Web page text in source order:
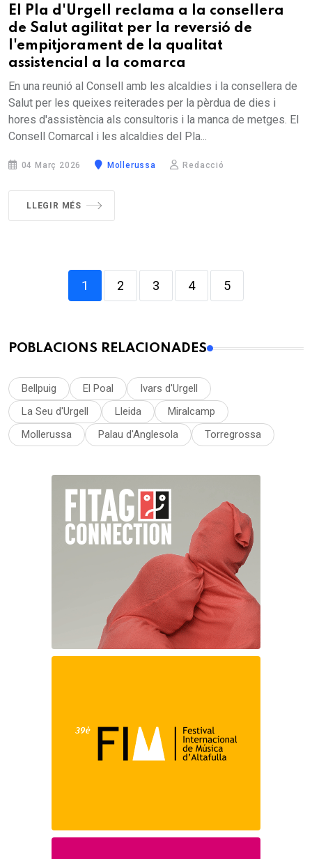
El Pla d'Urgell reclama a la consellera
de Salut agilitat per la reversió de
l'empitjorament de la qualitat
assistencial a la comarca
En una reunió al Consell amb les alcaldies i la consellera de
Salut per les queixes reiterades per la pèrdua de dies i
hores d'assistència als consultoris i la manca de metges. El
Consell Comarcal i les alcaldies del Pla...
04 Març 2026 Mollerussa Redacció
LLEGIR MÉS
1 2 3 4 5
POBLACIONS RELACIONADES
Bellpuig El Poal
Ivars d'Urgell
La Seu d'Urgell
Lleida
Miralcamp
Mollerussa
Palau d'Anglesola Torregrossa